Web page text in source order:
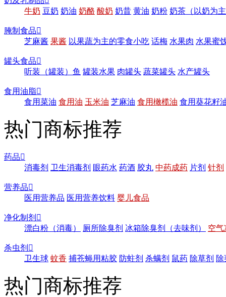
牛奶 豆奶 奶油 奶酪 酸奶 奶昔 黄油 奶粉 奶茶（以奶为
腌制食品
芝麻酱 果酱 以果蔬为主的零食小吃 话梅 水果肉 水果蜜
罐头食品
听装（罐装）鱼 罐装水果 肉罐头 蔬菜罐头 水产罐头
食用油脂
食用菜油 食用油 玉米油 芝麻油 食用橄榄油 食用葵花籽
热门商标推荐
药品
消毒剂 卫生消毒剂 眼药水 药酒 胶丸 中药成药 片剂 针剂
营养品
医用营养品 医用营养饮料 婴儿食品
净化制剂 
漂白粉（消毒）
厕所除臭剂 冰箱除臭剂（去味剂） 空气
杀虫剂 
卫生球 蚊香 捕苍蝇用粘胶 防蛀剂 杀螨剂 鼠药 除草剂
热门商标推荐